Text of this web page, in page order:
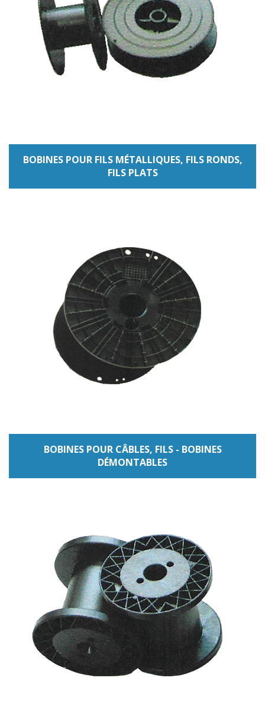
BOBINES POUR FILS MÉTALLIQUES, FILS RONDS,
FILS PLATS
BOBINES POUR CÂBLES, FILS - BOBINES
DÉMONTABLES